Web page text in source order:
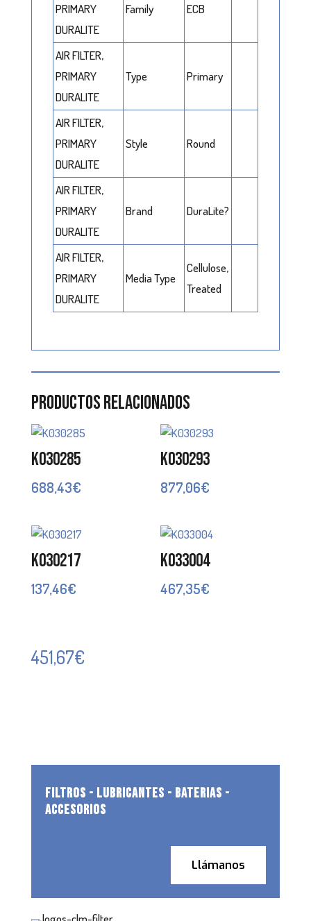
PRIMARY
DURALITE
Family ECB
AIR FILTER,
PRIMARY
DURALITE
Type Primary
AIR FILTER,
PRIMARY
DURALITE
Style Round
AIR FILTER,
PRIMARY
DURALITE
Brand DuraLite?
AIR FILTER,
PRIMARY
DURALITE
Media Type
Cellulose,
Treated
Productos relacionados
K030285
688,43€
K030293
877,06€
K030217
137,46€
K033004
467,35€
451,67€
FILTROS - LUBRICANTES - BATERIAS -
ACCESORIOS
Llámanos